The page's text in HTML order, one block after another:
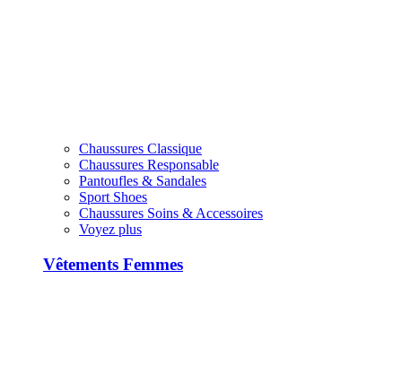
Chaussures Classique
Chaussures Responsable
Pantoufles & Sandales
Sport Shoes
Chaussures Soins & Accessoires
Voyez plus
Vêtements Femmes